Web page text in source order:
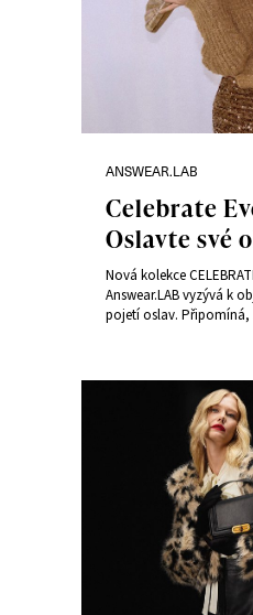
ANSWEAR.LAB
Celebrate
Oslavte své
kolekcí
Nová kolekce
Answear.LAB vyzývá k
pojetí oslav. Připomíná,